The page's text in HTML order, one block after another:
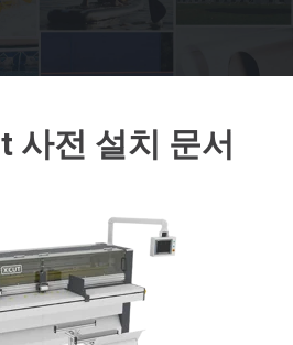
사전 설치 문서